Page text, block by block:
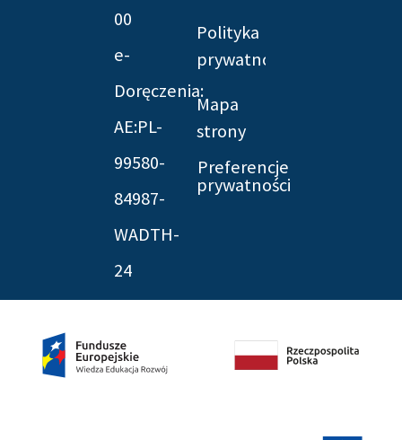
00
e-
Doręczenia:
AE:PL-
99580-
84987-
WADTH-
24
Polityka
prywatności
Mapa
strony
Preferencje
prywatności